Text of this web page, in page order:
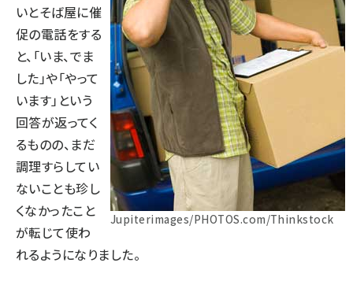
Jupiterimages/PHOTOS.com/Thinkstock
いとそば屋に催
促の電話をする
と、「いま、でま
した」や「やって
います」という
回答が返ってく
るものの、まだ
調理すらしてい
ないことも珍し
くなかったこと
が転じて使わ
れるようになりました。